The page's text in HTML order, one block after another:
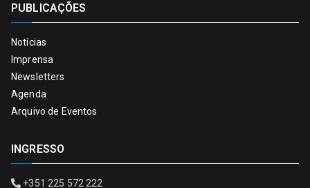
PUBLICAÇÕES
Notícias
Imprensa
Newsletters
Agenda
Arquivo de Eventos
INGRESSO
+351 225 572 222